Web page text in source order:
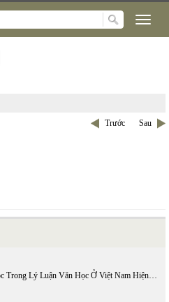
Trước Sau
Quan Niệm Về Chức Năng Văn Học Trong Lý Luận Văn Học Ở Việt Nam Hiện Nay